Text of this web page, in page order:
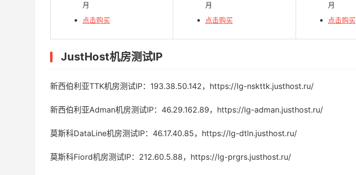
月
点击购买
月
点击购买
月
点击购买
JustHost机房测试IP
新西伯利亚TTK机房测试IP：193.38.50.142，https://lg-nskttk.justhost.ru/
新西伯利亚Adman机房测试IP：46.29.162.89，https://lg-adman.justhost.ru/
莫斯科DataLine机房测试IP：46.17.40.85，https://lg-dtln.justhost.ru/
莫斯科Fiord机房测试IP：212.60.5.88，https://lg-prgrs.justhost.ru/